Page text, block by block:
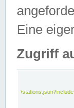
Eine
Zugriff
/